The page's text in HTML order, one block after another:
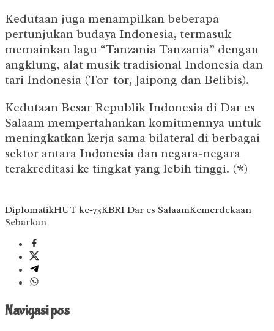
Kedutaan juga menampilkan beberapa
pertunjukan budaya Indonesia, termasuk
memainkan lagu “Tanzania Tanzania” dengan
angklung, alat musik tradisional Indonesia dan
tari Indonesia (Tor-tor, Jaipong dan Belibis).
Kedutaan Besar Republik Indonesia di Dar es
Salaam mempertahankan komitmennya untuk
meningkatkan kerja sama bilateral di berbagai
sektor antara Indonesia dan negara-negara
terakreditasi ke tingkat yang lebih tinggi. (*)
DiplomatikHUT ke-73KBRI Dar es SalaamKemerdekaan
Sebarkan
Navigasi pos